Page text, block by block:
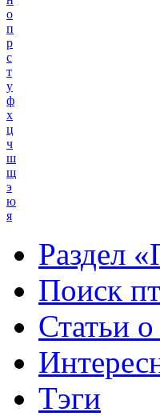
о
п
р
с
т
у
ф
х
ц
ч
ш
щ
э
ю
я
Раздел
Поиск
Статьи
Тэги